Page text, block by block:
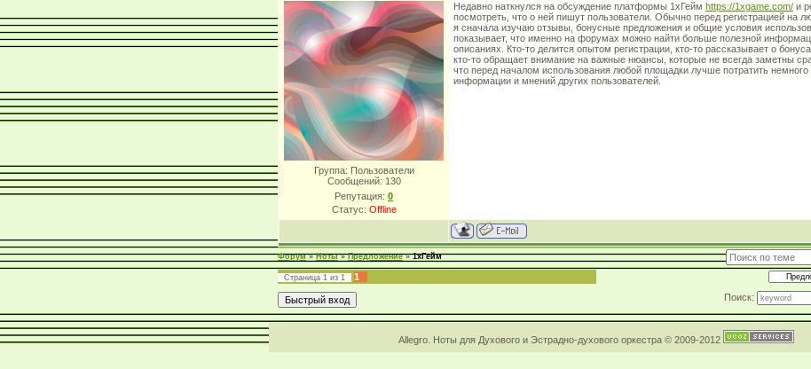
Группа: Пользователи
Сообщений: 130
Репутация: 0
Статус: Offline
Недавно наткнулся на обсуждение платформы 1хГейм https://1xgame.com/ и
посмотреть, что о ней пишут пользователи. Обычно перед регистрацией на
я сначала изучаю отзывы, бонусные предложения и общие условия
показывает, что именно на форумах можно найти больше полезной
описаниях. Кто-то делится опытом регистрации, кто-то рассказывает о
кто-то обращает внимание на важные нюансы, которые не всегда заметны
что перед началом использования любой площадки лучше потратить
информации и мнений других пользователей.
Форум » Ноты » Предложение » 1хГейм
Страница 1 из 1
1
Поиск:
Allegro. Ноты для Духового и Эстрадно-духового оркестра © 2009-2012